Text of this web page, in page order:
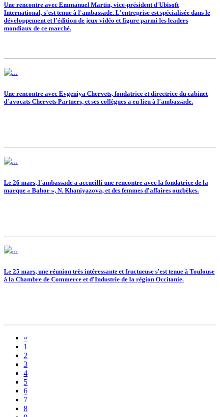
Une rencontre avec Emmanuel Martin, vice-président d'Ubisoft
International, s'est tenue à l'ambassade. L'entreprise est spécialisée dans le
développement et l'édition de jeux vidéo et figure parmi les leaders
mondiaux de ce marché.
Une rencontre avec Evgeniya Chervets, fondatrice et directrice du cabinet
d'avocats Chervets Partners, et ses collègues a eu lieu à l'ambassade.
Le 26 mars, l'ambassade a accueilli une rencontre avec la fondatrice de la
marque « Bahor », N. Khaniyazova, et des femmes d'affaires ouzbèkes.
Le 25 mars, une réunion très intéressante et fructueuse s'est tenue à Toulouse
à la Chambre de Commerce et d'Industrie de la région Occitanie.
«
1
2
3
4
5
6
7
8